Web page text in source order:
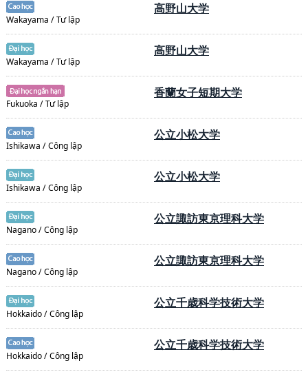
Wakayama / Tư lập
高野山大学
Wakayama / Tư lập
高野山大学
Fukuoka / Tư lập
香蘭女子短期大学
Ishikawa / Công lập
公立小松大学
Ishikawa / Công lập
公立小松大学
Nagano / Công lập
公立諏訪東京理科大学
Nagano / Công lập
公立諏訪東京理科大学
Hokkaido / Công lập
公立千歳科学技術大学
Hokkaido / Công lập
公立千歳科学技術大学